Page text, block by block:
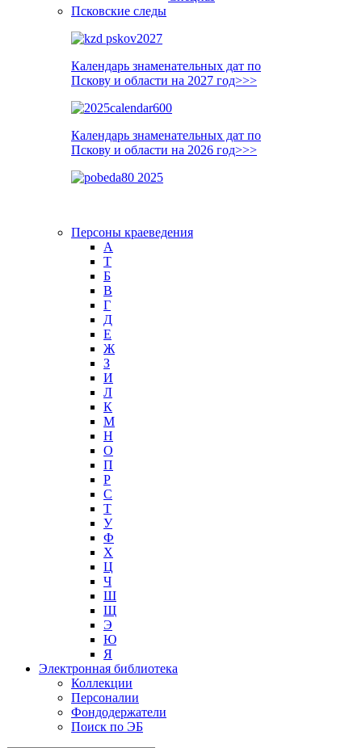
Псковские следы
Календарь знаменательных дат по
Пскову и области на 2027 год>>>
Календарь знаменательных дат по
Пскову и области на 2026 год>>>
Персоны краеведения
А
T
Б
В
Г
Д
Е
Ж
З
И
Л
К
М
Н
О
П
Р
С
Т
У
Ф
Х
Ц
Ч
Ш
Щ
Э
Ю
Я
Электронная библиотека
Коллекции
Персоналии
Фондодержатели
Поиск по ЭБ